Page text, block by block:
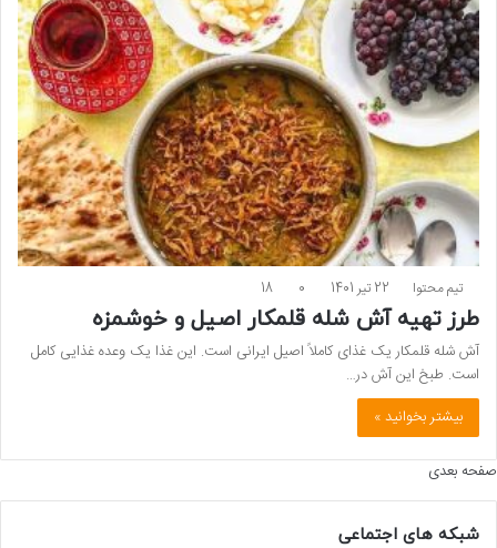
تیم محتوا 22 تیر 1401 0
18
طرز تهیه آش شله قلمکار اصیل و خوشمزه
آش شله قلمکار یک غذای کاملاً اصیل ایرانی است. این غذا یک وعده غذایی کامل
است. طبخ این آش در…
بیشتر بخوانید »
صفحه بعدی
شبکه های اجتماعی